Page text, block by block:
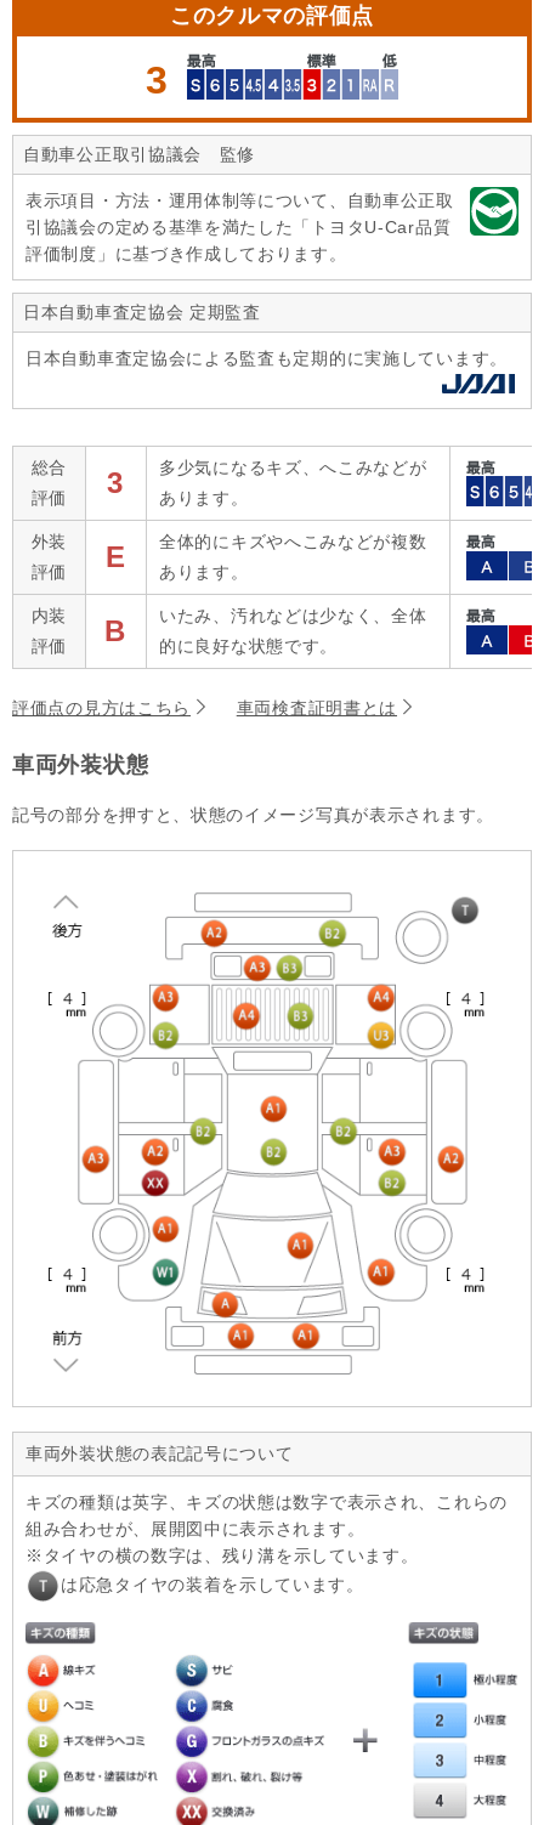
このクルマの評価点
3
自動車公正取引協議会 監修
表示項目・方法・運用体制等について、自動車公正取
引協議会の定める基準を満たした「トヨタU-Car品質
評価制度」に基づき作成しております。
日本自動車査定協会 定期監査
日本自動車査定協会による監査も定期的に実施しています。
総合
評価
3
多少気になるキズ、へこみなどが
あります。
外装
評価
E
全体的にキズやへこみなどが複数
あります。
内装
評価
B
いたみ、汚れなどは少なく、全体
的に良好な状態です。
評価点の見方はこちら 車両検査証明書とは
車両外装状態
記号の部分を押すと、状態のイメージ写真が表示されます。
車両外装状態の表記記号について
キズの種類は英字、キズの状態は数字で表示され、これらの
組み合わせが、展開図中に表示されます。
タイヤの横の数字は、残り溝を示しています。
は応急タイヤの装着を示しています。